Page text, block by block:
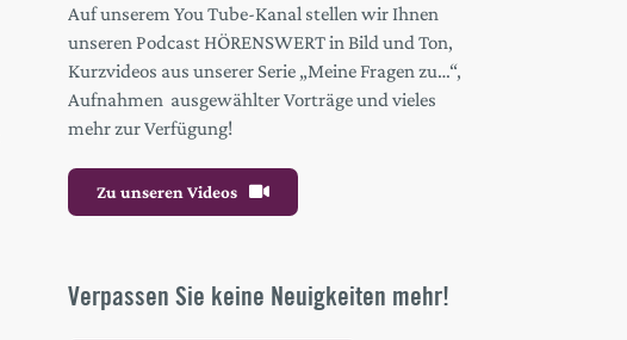
Auf unserem You Tube-Kanal stellen wir Ihnen
unseren Podcast HÖRENSWERT in Bild und Ton,
Kurzvideos aus unserer Serie „Meine Fragen zu…“,
Aufnahmen ausgewählter Vorträge und vieles
mehr zur Verfügung!
Zu unseren Videos
Verpassen Sie keine Neuigkeiten mehr!